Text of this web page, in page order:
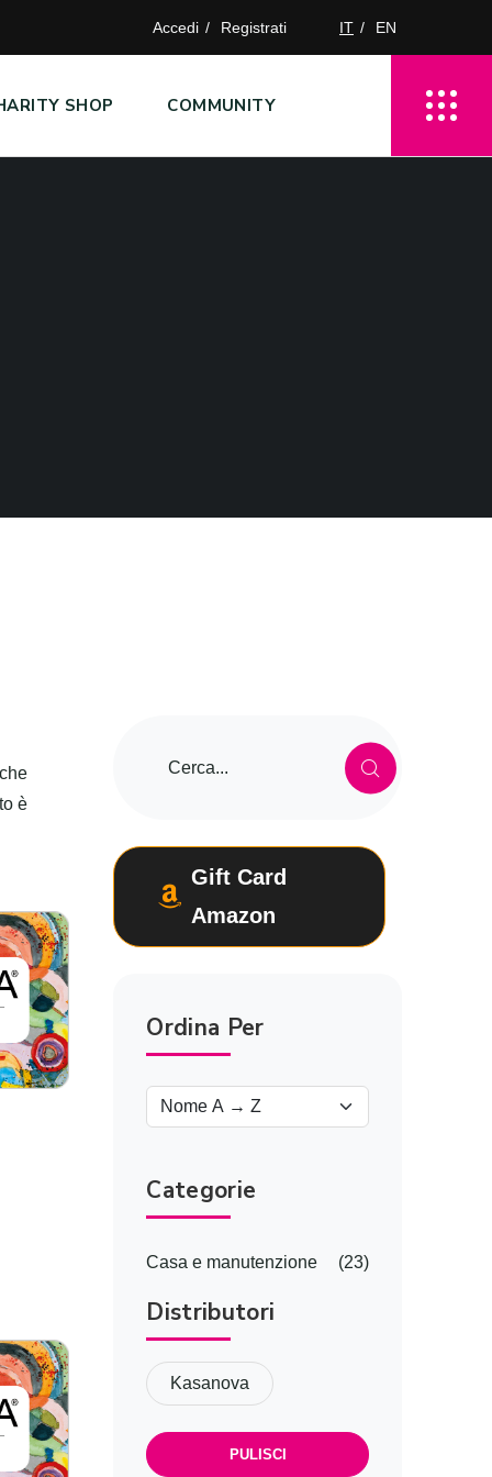
Accedi Registrati IT EN
SHOP COMMUNITY
è
Gift Card
Amazon
Ordina Per
Categorie
Casa e manutenzione (23)
Distributori
Kasanova
PULISCI